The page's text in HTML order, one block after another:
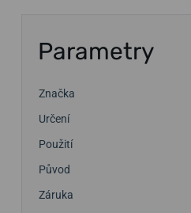
Parametry
Značka
Určení
Použití
Původ
Záruka